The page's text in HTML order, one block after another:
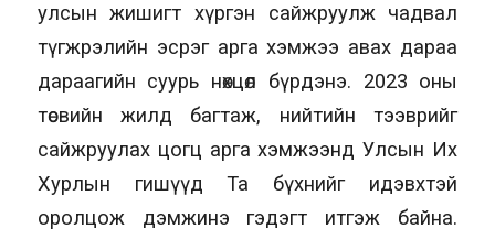
улсын жишигт хүргэн сайжруулж чадвал
түгжрэлийн эсрэг арга хэмжээ авах дараа
дараагийн суурь нөхцөл бүрдэнэ. 2023 оны
төсвийн жилд багтаж, нийтийн тээврийг
сайжруулах цогц арга хэмжээнд Улсын Их
Хурлын гишүүд Та бүхнийг идэвхтэй
оролцож дэмжинэ гэдэгт итгэж байна.